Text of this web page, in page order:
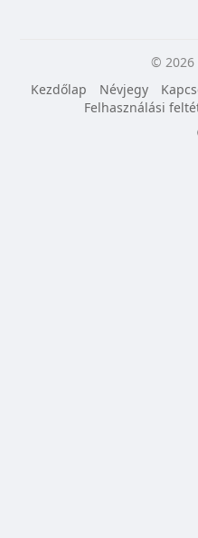
© 2026
Kezdőlap
Névjegy
Felhasználási